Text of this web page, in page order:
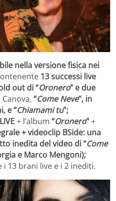
nella versione fisica nei
13 successi live
out di “Oronero” e due
“Come Neve”, in
e “Chiamami tu”;
+ l’album “Oronero”+
+ videoclip BSide: una
inedita del video di “Come
e Marco Mengoni);
i 13 brani live e i 2 inediti.